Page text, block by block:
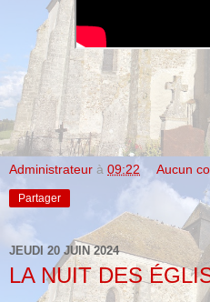
Administrateur à 09:22 Aucun
Partager
JEUDI 20 JUIN 2024
LA NUIT DES